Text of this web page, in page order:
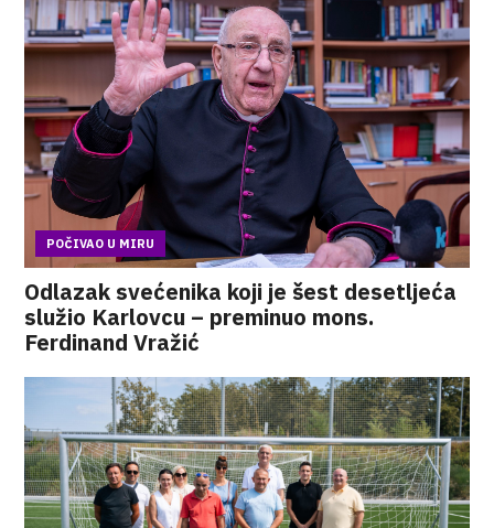
POČIVAO U MIRU
Odlazak svećenika koji je šest desetljeća
služio Karlovcu – preminuo mons.
Ferdinand Vražić